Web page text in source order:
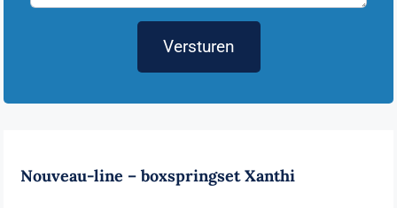
Versturen
Nouveau-line – boxspringset Xanthi